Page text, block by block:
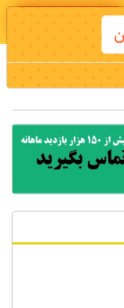
دانلود اپلیکیشن